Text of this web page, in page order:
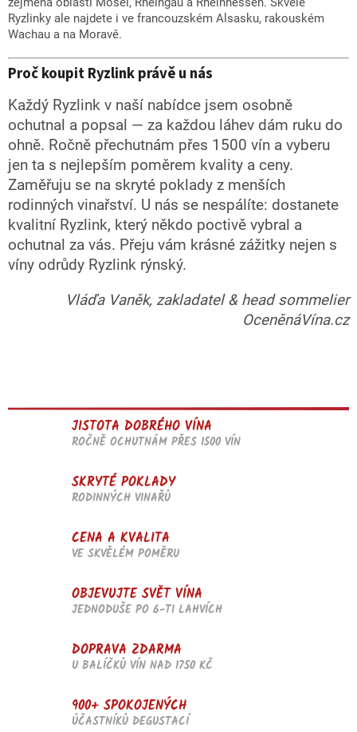
Ryzlinky ale najdete i ve francouzském Alsasku, rakouském
Wachau a na Moravě.
Proč koupit Ryzlink právě u nás
Každý Ryzlink v naší nabídce jsem osobně
ochutnal a popsal — za každou láhev dám ruku do
ohně. Ročně přechutnám přes 1500 vín a vyberu
jen ta s nejlepším poměrem kvality a ceny.
Zaměřuju se na skryté poklady z menších
rodinných vinařství. U nás se nespálíte: dostanete
kvalitní Ryzlink, který někdo poctivě vybral a
ochutnal za vás. Přeju vám krásné zážitky nejen s
víny odrůdy Ryzlink rýnský.
Vláďa Vaněk, zakladatel & head sommelier
OceněnáVína.cz
JISTOTA DOBRÉHO VÍNA
ROČNĚ OCHUTNÁM PŘES 1500 VÍN
SKRYTÉ POKLADY
RODINNÝCH VINAŘŮ
CENA A KVALITA
VE SKVĚLÉM POMĚRU
OBJEVUJTE SVĚT VÍNA
JEDNODUŠE PO 6-TI LAHVÍCH
DOPRAVA ZDARMA
U BALÍČKŮ VÍN NAD 1750 KČ
900+ SPOKOJENÝCH
ÚČASTNÍKŮ DEGUSTACÍ